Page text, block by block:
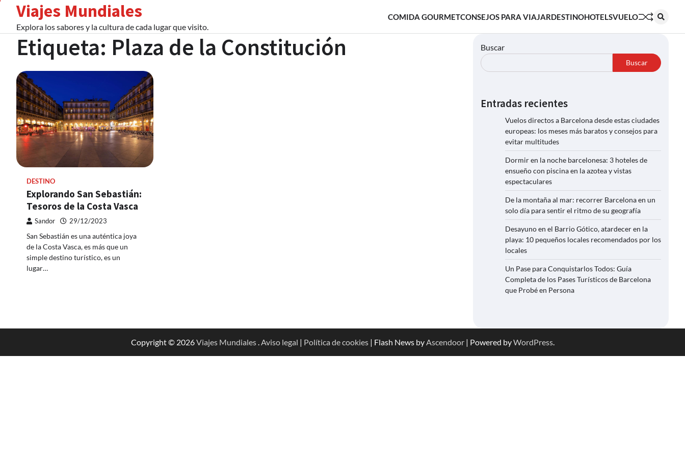
content
Viajes Mundiales
Explora los sabores y la cultura de cada lugar que visito.
COMIDA GOURMETCONSEJOS PARA VIAJARDESTINOHOTELSVUELO
Etiqueta: Plaza de la Constitución
DESTINO
Explorando San Sebastián:
Tesoros de la Costa Vasca
Sandor 29/12/2023
San Sebastián es una auténtica joya
de la Costa Vasca, es más que un
simple destino turístico, es un
lugar…
Buscar
Buscar
Entradas recientes
Vuelos directos a Barcelona desde estas ciudades
europeas: los meses más baratos y consejos para
evitar multitudes
Dormir en la noche barcelonesa: 3 hoteles de
ensueño con piscina en la azotea y vistas
espectaculares
De la montaña al mar: recorrer Barcelona en un
solo día para sentir el ritmo de su geografía
Desayuno en el Barrio Gótico, atardecer en la
playa: 10 pequeños locales recomendados por los
locales
Un Pase para Conquistarlos Todos: Guía
Completa de los Pases Turísticos de Barcelona
que Probé en Persona
Copyright © 2026Viajes Mundiales.Aviso legal | Política de cookies| Flash News byAscendoor| Powered byWordPress.